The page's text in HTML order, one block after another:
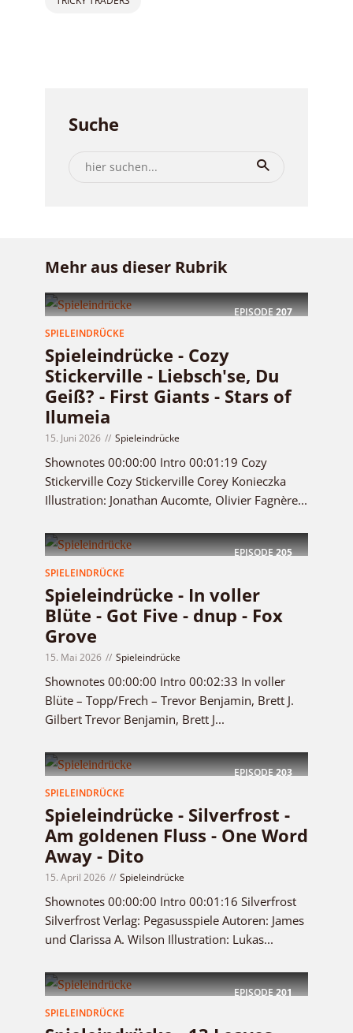
Suche
Mehr aus dieser Rubrik
EPISODE207
SPIELEINDRÜCKE
Spieleindrücke - Cozy
Stickerville - Liebsch'se, Du
Geiß? - First Giants - Stars of
Ilumeia
15. Juni 2026 Spieleindrücke
Shownotes 00:00:00 Intro 00:01:19 Cozy
Stickerville Cozy Stickerville Corey Konieczka
Illustration: Jonathan Aucomte, Olivier Fagnère...
EPISODE205
SPIELEINDRÜCKE
Spieleindrücke - In voller
Blüte - Got Five - dnup - Fox
Grove
15. Mai 2026 Spieleindrücke
Shownotes 00:00:00 Intro 00:02:33 In voller
Blüte – Topp/Frech – Trevor Benjamin, Brett J.
Gilbert Trevor Benjamin, Brett J...
EPISODE203
SPIELEINDRÜCKE
Spieleindrücke - Silverfrost -
Am goldenen Fluss - One Word
Away - Dito
15. April 2026 Spieleindrücke
Shownotes 00:00:00 Intro 00:01:16 Silverfrost
Silverfrost Verlag: Pegasusspiele Autoren: James
und Clarissa A. Wilson Illustration: Lukas...
EPISODE201
SPIELEINDRÜCKE